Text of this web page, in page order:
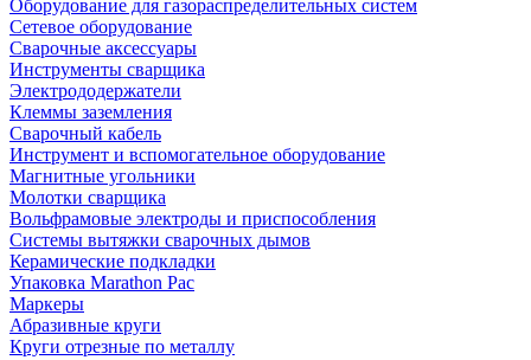
Оборудование для газораспределительных систем
Сетевое оборудование
Сварочные аксессуары
Инструменты сварщика
Электрододержатели
Клеммы заземления
Сварочный кабель
Инструмент и вспомогательное оборудование
Магнитные угольники
Молотки сварщика
Вольфрамовые электроды и приспособления
Системы вытяжки сварочных дымов
Керамические подкладки
Упаковка Marathon Pac
Маркеры
Абразивные круги
Круги отрезные по металлу